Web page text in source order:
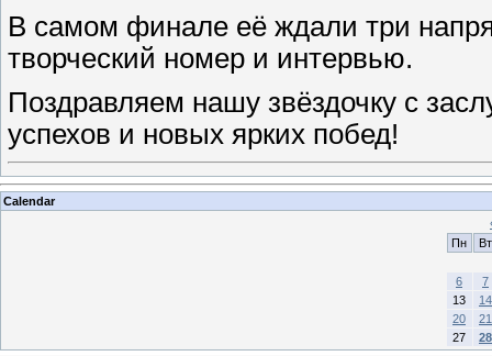
В самом финале её ждали три
творческий номер и интервью.
Поздравляем нашу звёздочку с
успехов и новых ярких побед!
Calendar
Пн
Вт
6
7
13
14
20
21
27
28